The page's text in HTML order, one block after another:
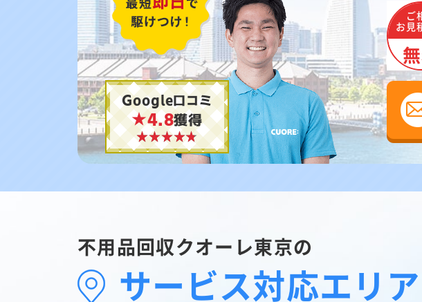
Google口コミ
★4.8獲得
ご
お見
不用品回収クオーレ東京の
サービス対応エリア